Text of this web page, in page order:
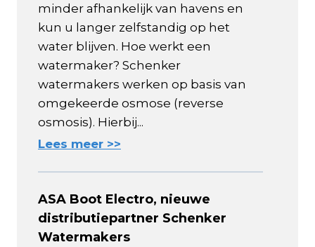
minder afhankelijk van havens en
kun u langer zelfstandig op het
water blijven. Hoe werkt een
watermaker? Schenker
watermakers werken op basis van
omgekeerde osmose (reverse
osmosis). Hierbij...
Lees meer >>
ASA Boot Electro, nieuwe
distributiepartner Schenker
Watermakers